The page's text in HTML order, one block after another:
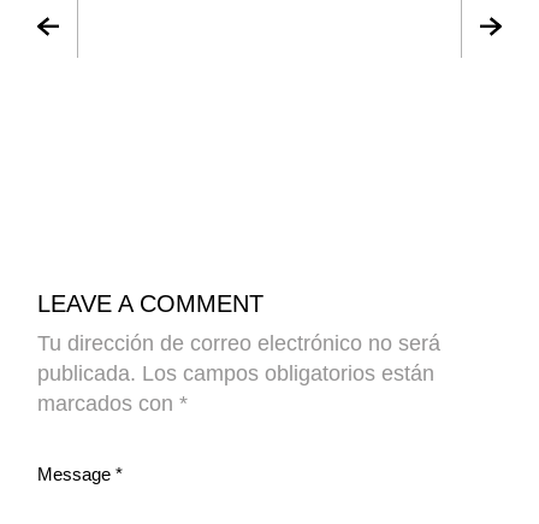
LEAVE A COMMENT
Tu dirección de correo electrónico no será
publicada. Los campos obligatorios están
marcados con*